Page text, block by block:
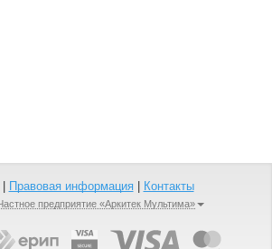
Правовая информация| Контакты
предприятие «Аркитек Мультима»